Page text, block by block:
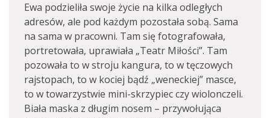
Ewa podzieliła swoje życie na kilka odległych
adresów, ale pod każdym pozostała sobą. Sama
na sama w pracowni. Tam się fotografowała,
portretowała, uprawiała „Teatr Miłości”. Tam
pozowała to w stroju kangura, to w tęczowych
rajstopach, to w kociej bądź „weneckiej” masce,
to w towarzystwie mini-skrzypiec czy wiolonczeli.
Biała maska z długim nosem – przywołująca